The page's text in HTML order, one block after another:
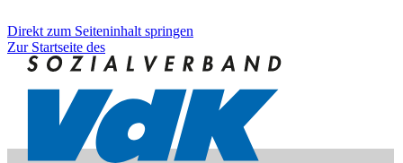
Direkt zum Seiteninhalt springen
Zur Startseite des